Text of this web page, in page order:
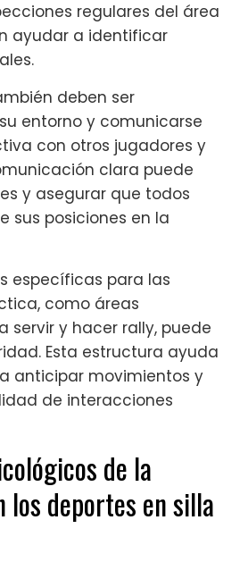
regulares del área
ayudar a identificar
deben ser
entorno y comunicarse
con otros jugadores y
clara puede
y asegurar que todos
sus posiciones en la
específicas para las
como áreas
servir y hacer rally, puede
Esta estructura ayuda
anticipar movimientos y
de interacciones
de la
los deportes en silla